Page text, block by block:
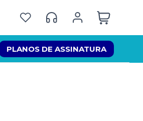
PLANOS DE ASSINATURA